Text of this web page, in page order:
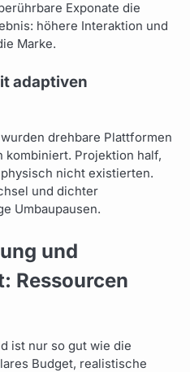
Exponate die
höhere Interaktion und
Marke.
adaptiven
drehbare Plattformen
kombiniert. Projektion half,
nicht existierten.
und dichter
Umbaupausen.
und
Ressourcen
ist nur so gut wie die
Budget, realistische